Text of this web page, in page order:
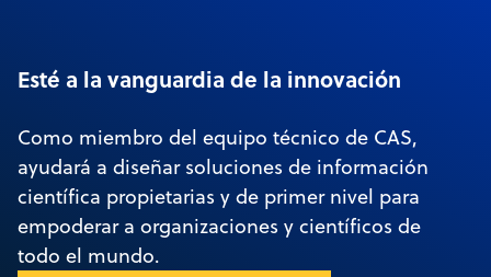
Esté a la vanguardia de la innovación
Como miembro del equipo técnico de CAS,
ayudará a diseñar soluciones de información
científica propietarias y de primer nivel para
empoderar a organizaciones y científicos de
todo el mundo.